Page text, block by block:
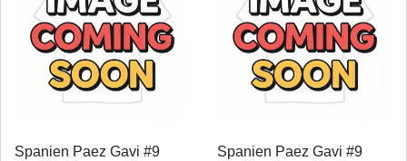
Spanien Paez Gavi #9
Spanien Paez Gavi #9